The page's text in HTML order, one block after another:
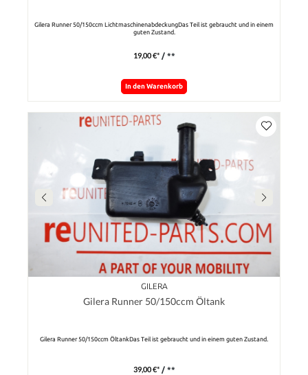
Gilera Runner 50/150ccm LichtmaschinenabdeckungDas Teil ist gebraucht und in einem
guten Zustand.
19,00 €* / **
In den Warenkorb
GILERA
Gilera Runner 50/150ccm Öltank
Gilera Runner 50/150ccm ÖltankDas Teil ist gebraucht und in einem guten Zustand.
39,00 €* / **